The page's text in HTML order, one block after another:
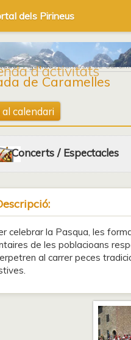
d'activitats
/Agenda/ Cantada de
de Caramelles
calendari
Concerts / Espectacles
celebrar la Pasqua, les
de les poblacioans
al carrer peces